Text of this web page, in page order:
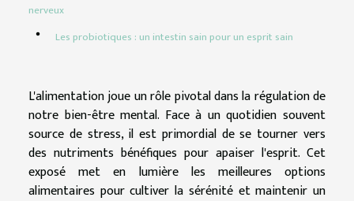
nerveux
Les probiotiques : un intestin sain pour un esprit sain
L'alimentation joue un rôle pivotal dans la régulation de
notre bien-être mental. Face à un quotidien souvent
source de stress, il est primordial de se tourner vers
des nutriments bénéfiques pour apaiser l'esprit. Cet
exposé met en lumière les meilleures options
alimentaires pour cultiver la sérénité et maintenir un